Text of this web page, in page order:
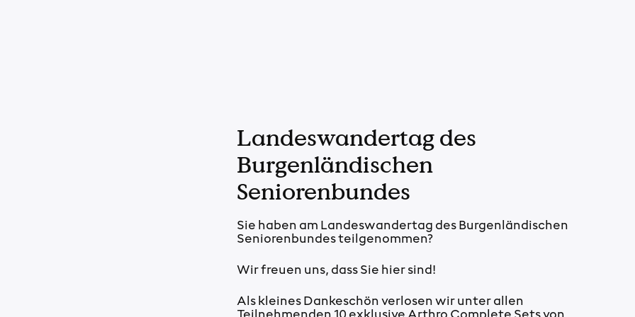
Landeswandertag des
Burgenländischen
Seniorenbundes
Sie haben am Landeswandertag des Burgenländischen
Seniorenbundes teilgenommen?
Wir freuen uns, dass Sie hier sind!
Als kleines Dankeschön verlosen wir unter allen